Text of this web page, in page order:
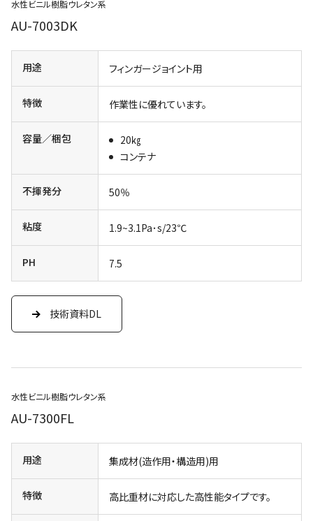
水性ビニル樹脂ウレタン系
AU-7003DK
用途 フィンガージョイント用
特徴 作業性に優れています。
容量／梱包
20㎏
コンテナ
不揮発分 50％
粘度 1.9~3.1Pa･s/23℃
PH 7.5
技術資料DL
水性ビニル樹脂ウレタン系
AU-7300FL
用途 集成材(造作用・構造用)用
特徴 高比重材に対応した高性能タイプです。